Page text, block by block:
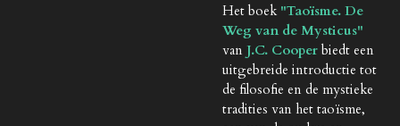
Het boek "Taoïsme. De
Weg van de Mysticus"
van J.C. Cooper biedt een
uitgebreide introductie tot
de filosofie en de mystieke
tradities van het taoïsme,